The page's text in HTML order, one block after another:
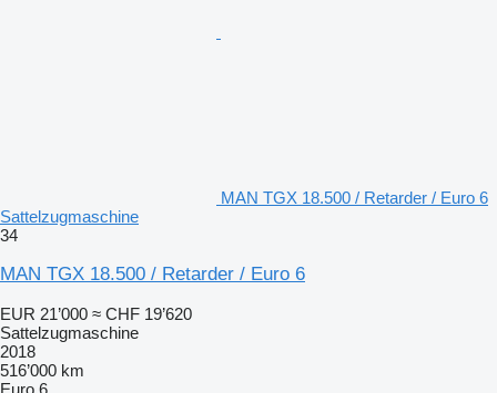
MAN TGX 18.500 / Retarder / Euro 6
Sattelzugmaschine
34
MAN TGX 18.500 / Retarder / Euro 6
EUR 21’000 ≈ CHF 19’620
Sattelzugmaschine
2018
516’000 km
Euro 6